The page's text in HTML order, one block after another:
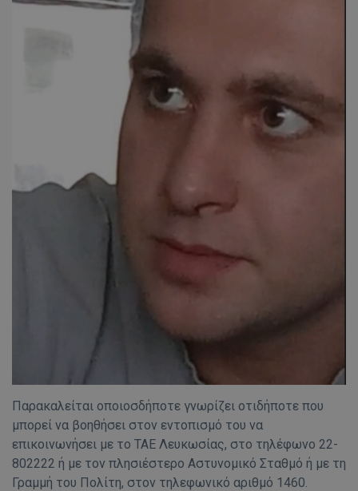
Παρακαλείται οποιοσδήποτε γνωρίζει οτιδήποτε που
μπορεί να βοηθήσει στον εντοπισμό του να
επικοινωνήσει με το ΤΑΕ Λευκωσίας, στο τηλέφωνο 22-
802222 ή με τον πλησιέστερο Αστυνομικό Σταθμό ή με τη
Γραμμή του Πολίτη, στον τηλεφωνικό αριθμό 1460.